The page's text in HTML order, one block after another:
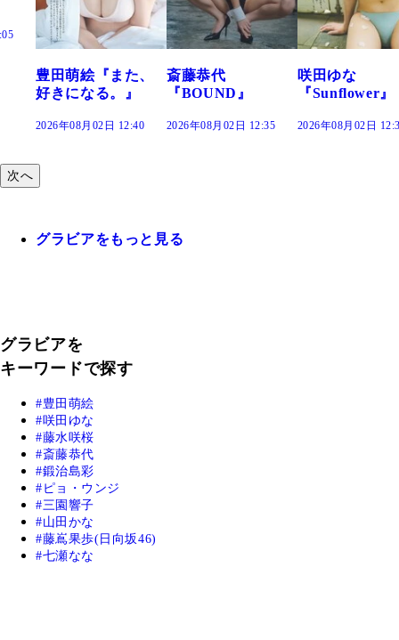
斎藤恭代
『BOUND』
2026年08月02日 12:35
咲田ゆな
『Sunflower』
2026年08月02日 12:30
藤水咲桜『花
だまり』
2026年08月02日
次へ
グラビアをもっと見る
グラビアを
キーワードで探す
豊田萌絵
咲田ゆな
藤水咲桜
斎藤恭代
鍛治島彩
ピョ・ウンジ
三園響子
山田かな
藤嶌果歩(日向坂46)
七瀬なな